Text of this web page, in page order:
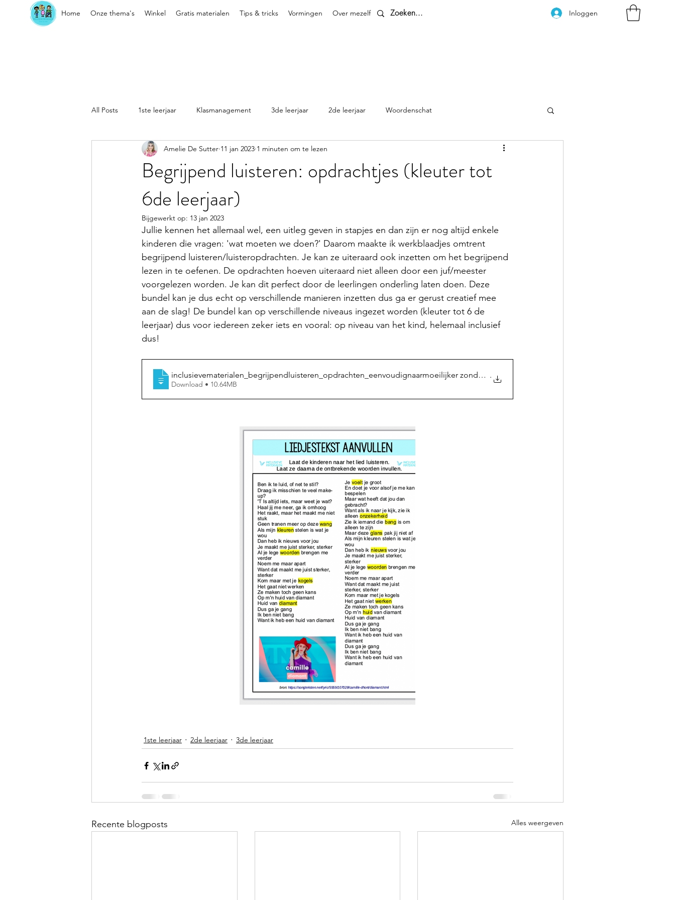
Home Onze thema's Winkel Gratis materialen Tips & tricks Vormingen Over mezelf Contact Inloggen
All Posts 1ste leerjaar Klasmanagement 3de leerjaar 2de leerjaar Woordenschat
Sociaal-emotionele vaardigheden 4de leerjaar planningen
Klasorganisatie Klasthema's en kalenders
Begrijpend luisteren: opdrachtjes (kleuter tot
6de leerjaar)
Amelie De Sutter 11 jan 2023 1 minuten om te lezen
Bijgewerkt op: 13 jan 2023
Jullie kennen het allemaal wel, een uitleg geven in stapjes en dan zijn er nog altijd enkele
kinderen die vragen: 'wat moeten we doen?' Daarom maakte ik werkblaadjes omtrent
begrijpend luisteren/luisteropdrachten. Je kan ze uiteraard ook inzetten om het begrijpend
lezen in te oefenen. De opdrachten hoeven uiteraard niet alleen door een juf/meester
voorgelezen worden. Je kan dit perfect door de leerlingen onderling laten doen. Deze
bundel kan je dus echt op verschillende manieren inzetten dus ga er gerust creatief mee
aan de slag! De bundel kan op verschillende niveaus ingezet worden (kleuter tot 6 de
leerjaar) dus voor iedereen zeker iets en vooral: op niveau van het kind, helemaal inclusief
dus!
inclusievematerialen_begrijpendluisteren_opdrachten_eenvoudignaarmoeilijker zonder gruffal
.
Download • 10.64MB
1ste leerjaar 2de leerjaar 3de leerjaar
Recente blogposts Alles weergeven